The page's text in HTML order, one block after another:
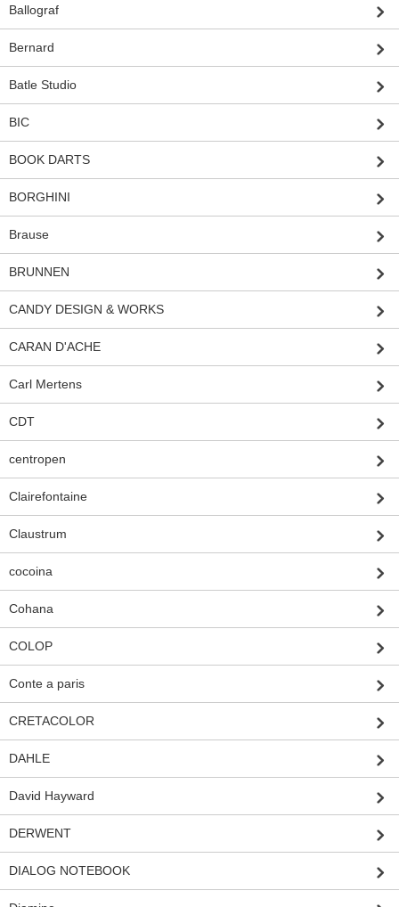
Ballograf
Bernard
Batle Studio
BIC
BOOK DARTS
BORGHINI
Brause
BRUNNEN
CANDY DESIGN & WORKS
CARAN D'ACHE
Carl Mertens
CDT
centropen
Clairefontaine
Claustrum
cocoina
Cohana
COLOP
Conte a paris
CRETACOLOR
DAHLE
David Hayward
DERWENT
DIALOG NOTEBOOK